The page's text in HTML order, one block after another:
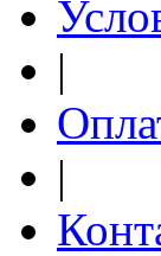
|
|